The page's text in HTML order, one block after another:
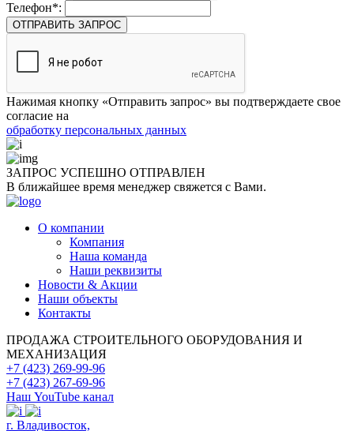
Телефон*:
ОТПРАВИТЬ ЗАПРОС
Нажимая кнопку «Отправить запрос» вы подтверждаете свое
согласие на
обработку персональных данных
ЗАПРОС УСПЕШНО ОТПРАВЛЕН
В ближайшее время менеджер свяжется с Вами.
О компании
Компания
Наша команда
Наши реквизиты
Новости & Акции
Наши объекты
Контакты
ПРОДАЖА СТРОИТЕЛЬНОГО ОБОРУДОВАНИЯ И
МЕХАНИЗАЦИЯ
+7 (423) 269-99-96
+7 (423) 267-69-96
Наш YouTube канал
​г. Владивосток,